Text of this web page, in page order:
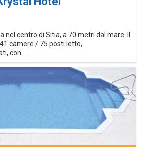
nel centro di Sitia, a 70 metri dal mare. Il
camere / 75 posti letto,
con...